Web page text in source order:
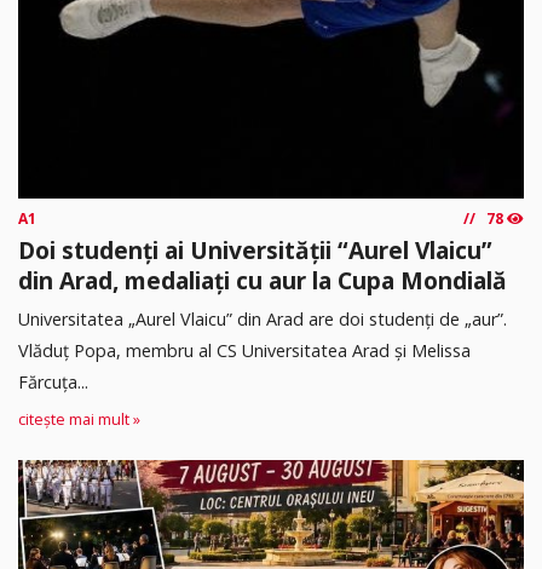
A1 78
Doi studenți ai Universității “Aurel Vlaicu”
din Arad, medaliați cu aur la Cupa Mondială
Universitatea „Aurel Vlaicu” din Arad are doi studenți de „aur”.
Vlăduț Popa, membru al CS Universitatea Arad și Melissa
Fărcuța...
citește mai mult »